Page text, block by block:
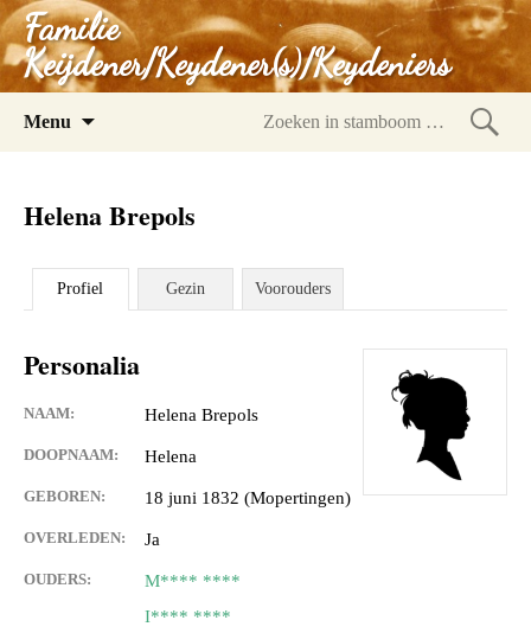
Familie
Keijdener/Keydener(s)/Keydeniers
Menu
Helena Brepols
Profiel Gezin Voorouders
Personalia
NAAM: Helena Brepols
DOOPNAAM: Helena
GEBOREN: 18 juni 1832 (Mopertingen)
OVERLEDEN: Ja
OUDERS:
M**** ****
I**** ****